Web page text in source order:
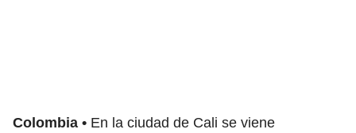
Colombia
En la ciudad de Cali se viene